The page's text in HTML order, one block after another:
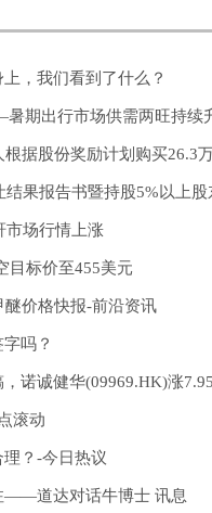
，我们看到了什么？
期出行市场供需两旺持续
据股份奖励计划购买26.3
果报告书暨持股5%以上
市场行情上涨
目标价至455美元
价格快报-前沿资讯
吗？
诺诚健华(09969.HK)涨
滚动
？-今日热议
——道达对话牛博士 讯息